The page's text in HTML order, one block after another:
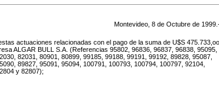
Montevideo, 8 de Octubre de 1999
actuaciones relacionadas con el pago de la suma de U$S 475.733,oo
ALGAR BULL S.A. (Referencias 95802, 96836, 96837, 96838, 95095,
82031, 80901, 80899, 99185, 99188, 99191, 99192, 89828, 95087,
89827, 95091, 95094, 100791, 100793, 100794, 100797, 92104,
y 82807);